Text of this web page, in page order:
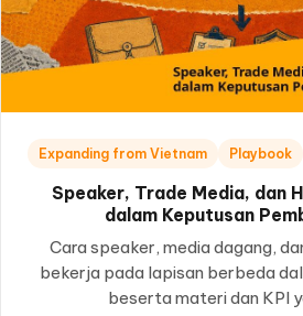
Expanding from Vietnam Playbook
Speaker, Trade Media, dan
dalam Keputusan
Cara speaker, media dagang,
bekerja pada lapisan berbeda
beserta materi dan KPI